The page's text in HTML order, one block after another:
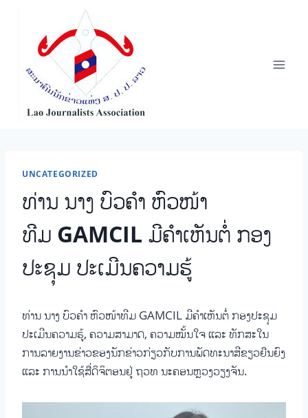
content
UNCATEGORIZED
ທ່ານ ນາງ ບົວຄໍາ ຫົວໜ້າ
ທີມ GAMCIL ມີຄໍາເຫັນຕໍ່ ກອງ
ປະຊຸມ ປະເມີນຄວາມຮູ້
ທ່ານ ນາງ ບົວຄໍາ ຫົວໜ້າທີມ GAMCIL ມີຄໍາເຫັນຕໍ່ ກອງປະຊຸມ
ປະເມີນຄວາມຮູ້, ຄວາມສາມາດ, ຄວາມໝັ້ນໃຈ ແລະ ທັກສະໃນ
ການລາຍງານຂ່າວຂອງນັກຂ່າວກ່ຽວກັບການພັດທະນາສີຂຽວຍືນຍົງ
ແລະ ການນຳໃຊ້ສື່ດິຈິຕອນຢູ່ ຖວທ ນະຄອນຫຼວງວຽງຈັນ.